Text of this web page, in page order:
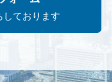
しております